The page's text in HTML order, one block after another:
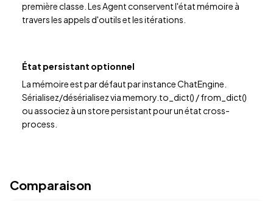
première classe. Les Agent conservent l'état mémoire à
travers les appels d'outils et les itérations.
État persistant optionnel
La mémoire est par défaut par instance ChatEngine.
Sérialisez/désérialisez via memory.to_dict() / from_dict()
ou associez à un store persistant pour un état cross-
process.
Comparaison